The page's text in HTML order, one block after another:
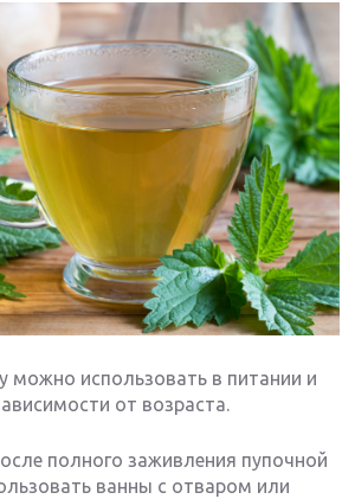
можно использовать в питании и
от возраста.
полного заживления пупочной
ванны с отваром или